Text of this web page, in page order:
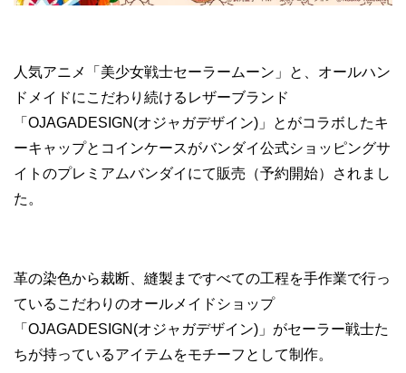
人気アニメ「美少女戦士セーラームーン」と、オールハン
ドメイドにこだわり続けるレザーブランド
「OJAGADESIGN(オジャガデザイン)」とがコラボしたキ
ーキャップとコインケースがバンダイ公式ショッピングサ
イトのプレミアムバンダイにて販売（予約開始）されまし
た。
革の染色から裁断、縫製まですべての工程を手作業で行っ
ているこだわりのオールメイドショップ
「OJAGADESIGN(オジャガデザイン)」がセーラー戦士た
ちが持っているアイテムをモチーフとして制作。